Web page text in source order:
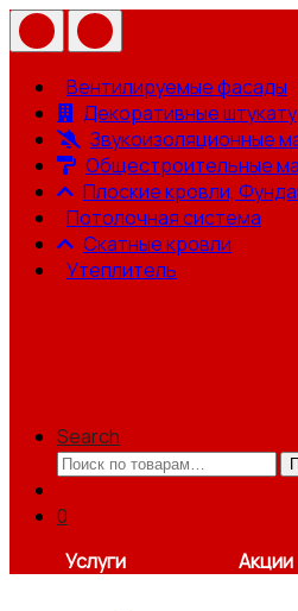
Вентилируемые фасады
Декоративные
Звукоизоляционные
Общестроительные
Плоские кровли,
Потолочная система
Скатные кровли
Утеплитель
Search
Искать:
0
Услуги
Акции